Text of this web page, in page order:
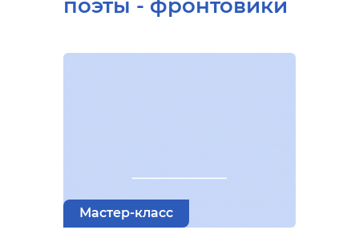
поэты - фронтовики
Мастер-класс